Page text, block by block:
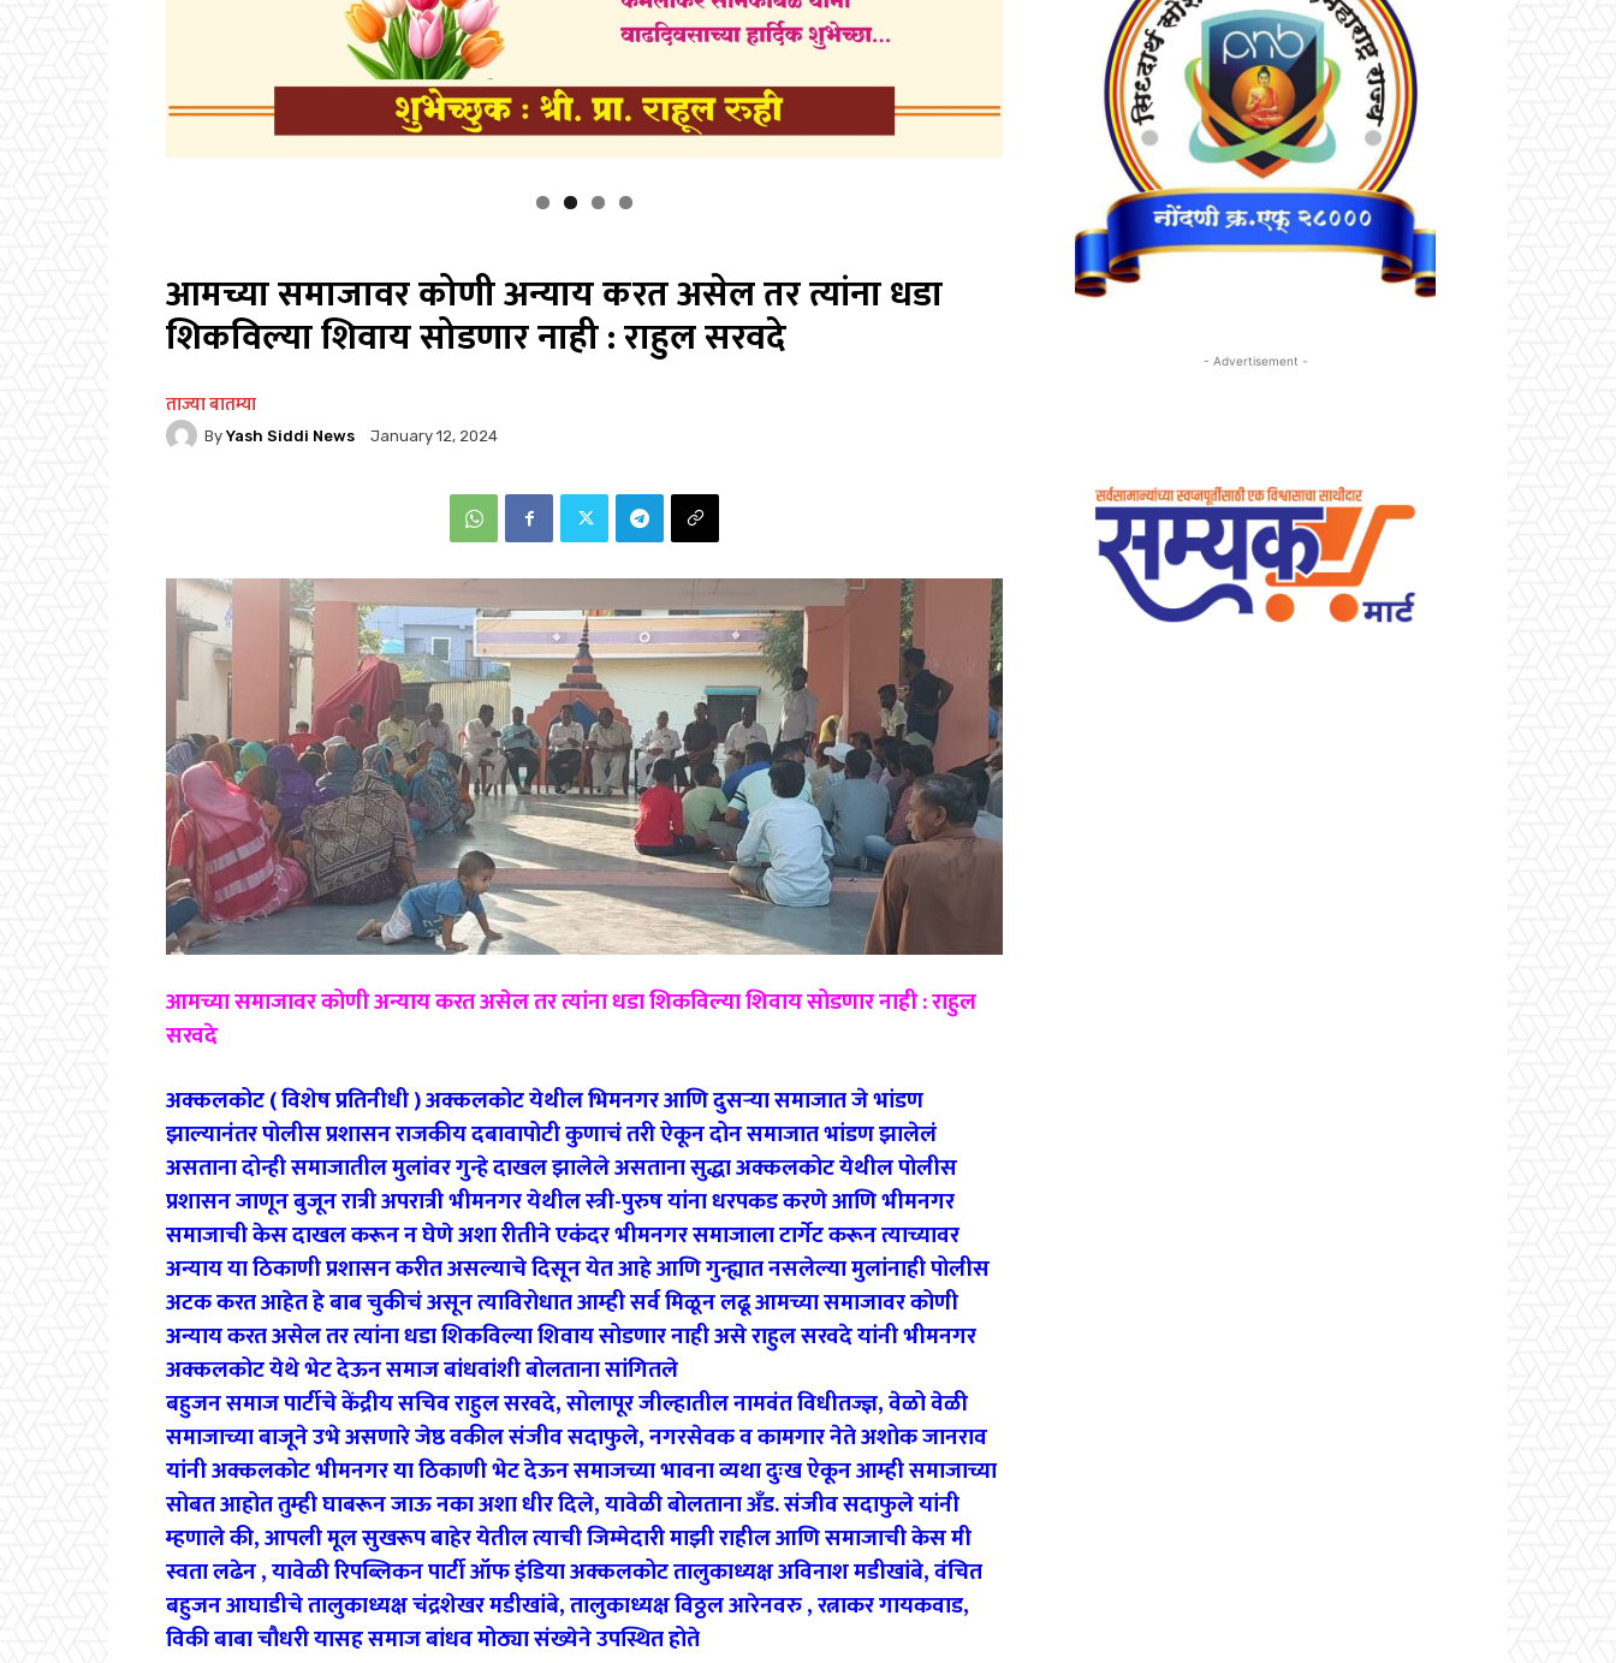
आमच्या समाजावर कोणी अन्याय करत असेल तर त्यांना धडा
शिकविल्या शिवाय सोडणार नाही : राहुल सरवदे
ताज्या बातम्या
By Yash Siddi News January 12, 2024
आमच्या समाजावर कोणी अन्याय करत असेल तर त्यांना धडा शिकविल्या शिवाय सोडणार नाही : राहुल
सरवदे
अक्कलकोट ( विशेष प्रतिनीधी ) अक्कलकोट येथील भिमनगर आणि दुसऱ्या समाजात जे भांडण
झाल्यानंतर पोलीस प्रशासन राजकीय दबावापोटी कुणाचं तरी ऐकून दोन समाजात भांडण झालेलं
असताना दोन्ही समाजातील मुलांवर गुन्हे दाखल झालेले असताना सुद्धा अक्कलकोट येथील पोलीस
प्रशासन जाणून बुजून रात्री अपरात्री भीमनगर येथील स्त्री-पुरुष यांना धरपकड करणे आणि भीमनगर
समाजाची केस दाखल करून न घेणे अशा रीतीने एकंदर भीमनगर समाजाला टार्गेट करून त्याच्यावर
अन्याय या ठिकाणी प्रशासन करीत असल्याचे दिसून येत आहे आणि गुन्ह्यात नसलेल्या मुलांनाही पोलीस
अटक करत आहेत हे बाब चुकीचं असून त्याविरोधात आम्ही सर्व मिळून लढू आमच्या समाजावर कोणी
अन्याय करत असेल तर त्यांना धडा शिकविल्या शिवाय सोडणार नाही असे राहुल सरवदे यांनी भीमनगर
अक्कलकोट येथे भेट देऊन समाज बांधवांशी बोलताना सांगितले
बहुजन समाज पार्टीचे केंद्रीय सचिव राहुल सरवदे, सोलापूर जील्हातील नामवंत विधीतज्ज्ञ, वेळो वेळी
समाजाच्या बाजूने उभे असणारे जेष्ठ वकील संजीव सदाफुले, नगरसेवक व कामगार नेते अशोक जानराव
यांनी अक्कलकोट भीमनगर या ठिकाणी भेट देऊन समाजच्या भावना व्यथा दुःख ऐकून आम्ही समाजाच्या
सोबत आहोत तुम्ही घाबरून जाऊ नका अशा धीर दिले, यावेळी बोलताना अँड. संजीव सदाफुले यांनी
म्हणाले की, आपली मूल सुखरूप बाहेर येतील त्याची जिम्मेदारी माझी राहील आणि समाजाची केस मी
स्वता लढेन , यावेळी रिपब्लिकन पार्टी ऑफ इंडिया अक्कलकोट तालुकाध्यक्ष अविनाश मडीखांबे, वंचित
बहुजन आघाडीचे तालुकाध्यक्ष चंद्रशेखर मडीखांबे, तालुकाध्यक्ष विठ्ठल आरेनवरु , रत्नाकर गायकवाड,
विकी बाबा चौधरी यासह समाज बांधव मोठ्या संख्येने उपस्थित होते
- Advertisement -